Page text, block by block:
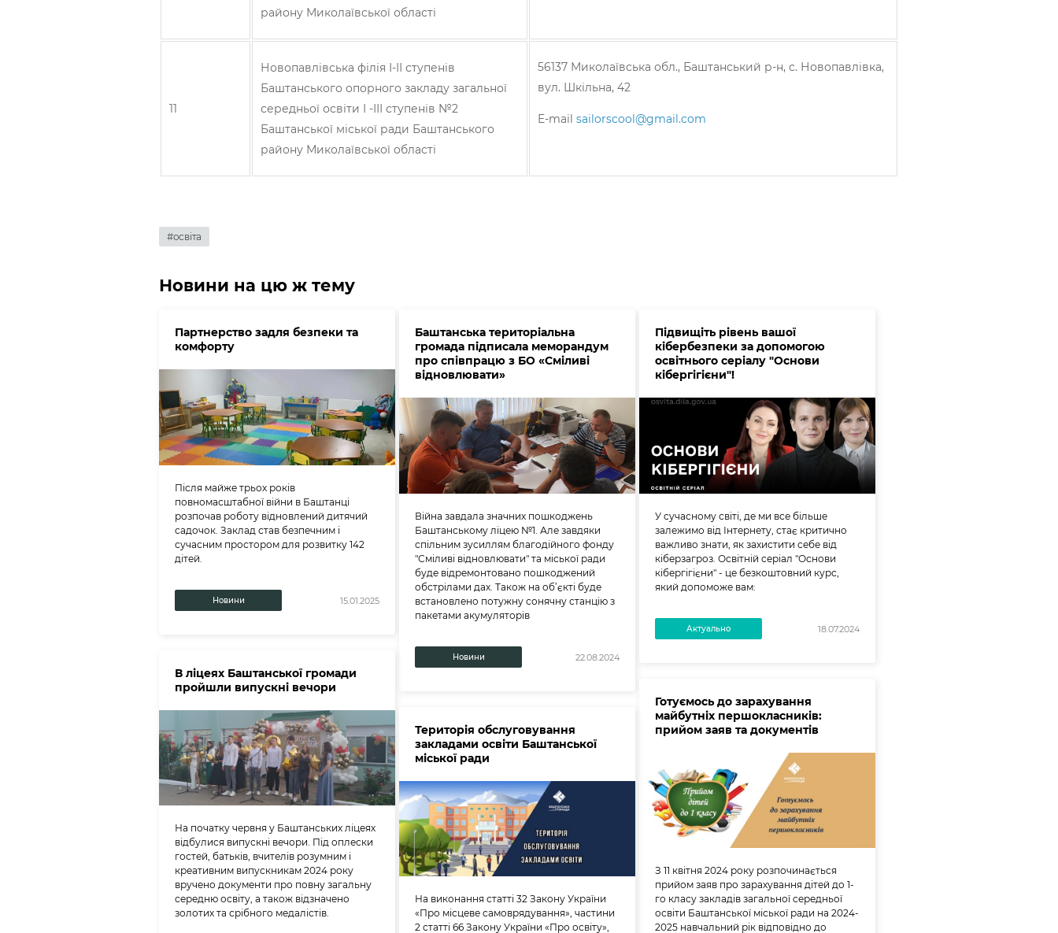
району Миколаївської області
11
Новопавлівська філія І-ІІ ступенів
Баштанського опорного закладу загальної
середньої освіти І -ІІІ ступенів №2
Баштанської міської ради Баштанського
району Миколаївської області
56137 Миколаївська обл., Баштанський р-н, с. Новопавлівка,
вул. Шкільна, 42
E-mail sailorscool@gmail.com
#освіта
Новини на цю ж тему
Партнерство задля безпеки та
комфорту
Після майже трьох років
повномасштабної війни в Баштанці
розпочав роботу відновлений дитячий
садочок. Заклад став безпечним і
сучасним простором для розвитку 142
дітей.
Новини 15.01.2025
Баштанська територіальна
громада підписала меморандум
про співпрацю з БО «Сміливі
відновлювати»
Війна завдала значних пошкоджень
Баштанському ліцею №1. Але завдяки
спільним зусиллям благодійного фонду
"Сміливі відновлювати" та міської ради
буде відремонтовано пошкоджений
обстрілами дах. Також на об’єкті буде
встановлено потужну сонячну станцію з
пакетами акумуляторів
Новини 22.08.2024
Підвищіть рівень вашої
кібербезпеки за допомогою
освітнього серіалу "Основи
кібергігієни"!
У сучасному світі, де ми все більше
залежимо від Інтернету, стає критично
важливо знати, як захистити себе від
кіберзагроз. Освітній серіал "Основи
кібергігієни" - це безкоштовний курс,
який допоможе вам:
Актуально 18.07.2024
В ліцеях Баштанської громади
пройшли випускні вечори
На початку червня у Баштанських ліцеях
відбулися випускні вечори. Під оплески
гостей, батьків, вчителів розумним і
креативним випускникам 2024 року
вручено документи про повну загальну
середню освіту, а також відзначено
золотих та срібного медалістів.
Готуємось до зарахування
майбутніх першокласників:
прийом заяв та документів
З 11 квітня 2024 року розпочинається
прийом заяв про зарахування дітей до 1-
го класу закладів загальної середньої
освіти Баштанської міської ради на 2024-
2025 навчальний рік відповідно до
Територія обслуговування
закладами освіти Баштанської
міської ради
На виконання статті 32 Закону України
«Про місцеве самоврядування», частини
2 статті 66 Закону України «Про освіту»,